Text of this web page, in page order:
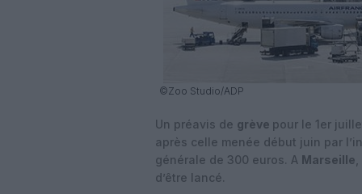
©Zoo Studio/ADP
Un préavis de grève pour le 1er
après celle menée début juin par
générale de 300 euros. A Marseille
d’être lancé.